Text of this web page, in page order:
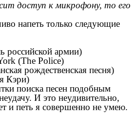
доступ к микрофону, то его
напеть только следующие
армии)
(The Police)
рождественская песня)
Кэри)
поиска песен подобным
И это неудивительно,
и петь я совершенно не умею.